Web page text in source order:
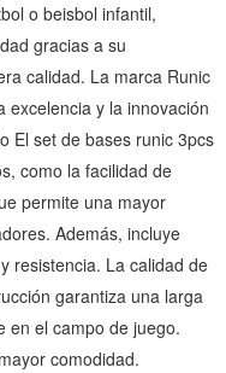
o beisbol infantil,
gracias a su
calidad. La marca Runic
excelencia y la innovación
El set de bases runic 3pcs
como la facilidad de
permite una mayor
Además, incluye
resistencia. La calidad de
garantiza una larga
en el campo de juego.
comodidad.